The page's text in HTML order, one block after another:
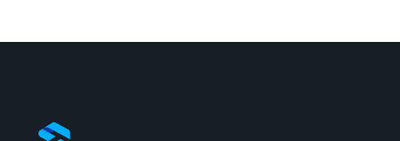
-ovde
artikala budu što tačnije i detaljnije ali ne može